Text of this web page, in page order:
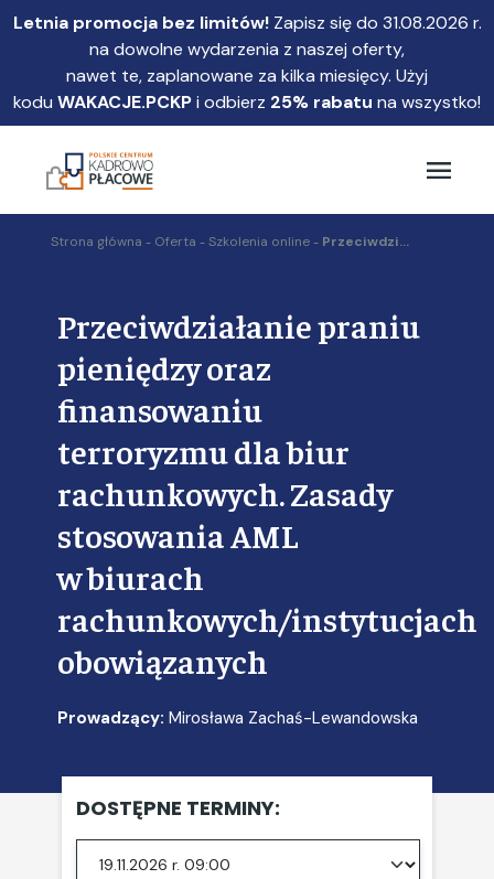
Przejdź
treści
Letnia promocja bez limitów!Zapisz się do 31.08.2026 r.
na dowolne wydarzenia z naszej oferty,
nawet te, zaplanowane za kilka miesięcy. Użyj
kodu WAKACJE.PCKPi odbierz 25% rabatu na wszystko!
Strona główna Oferta Szkolenia online Przeciwdzi...
Przeciwdziałanie praniu
pieniędzy oraz
finansowaniu
terroryzmu dla biur
rachunkowych. Zasady
stosowania AML
w biurach
rachunkowych/instytucjach
obowiązanych
Prowadzący: Mirosława Zachaś-Lewandowska
DOSTĘPNE TERMINY: